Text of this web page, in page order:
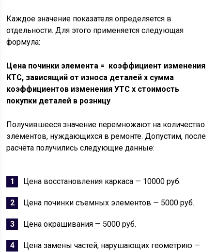
Каждое значение показателя определяется в
отдельности. Для этого применяется следующая
формула:
Цена починки элемента = коэффициент изменения
КТС, зависящий от износа деталей х сумма
коэффициентов изменения УТС х стоимость
покупки деталей в розницу
Получившееся значение перемножают на количество
элементов, нуждающихся в ремонте. Допустим, после
расчёта получились следующие данные:
Цена восстановления каркаса — 10000 руб.
Цена починки съемных элементов — 5000 руб.
Цена окрашивания — 5000 руб.
Цена замены частей, нарушающих геометрию —